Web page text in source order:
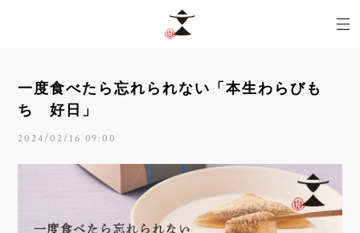
一度食べたら忘れられない「本生わらびも
ち 好日」
2024/02/16 09:00